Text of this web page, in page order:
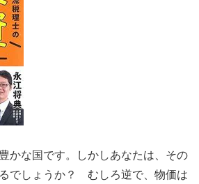
かな国です。しかしあなたは、その
でしょうか？ むしろ逆で、物価は